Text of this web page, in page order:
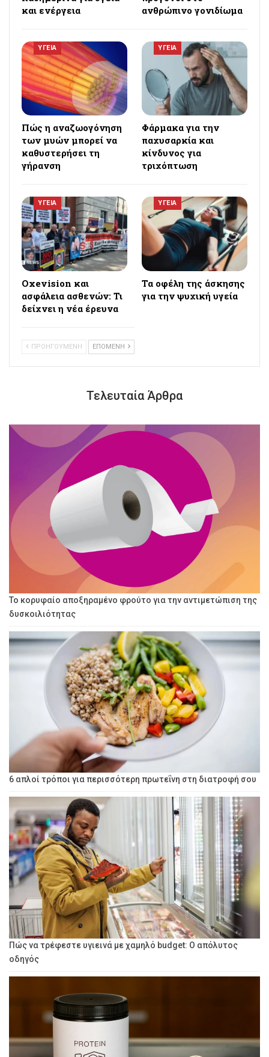
και ενέργεια
ανθρώπινο γονιδίωμα
ΥΓΕΙΑ
Πώς η αναζωογόνηση
των μυών μπορεί να
καθυστερήσει τη
γήρανση
ΥΓΕΙΑ
Φάρμακα για την
παχυσαρκία και
κίνδυνος για
τριχόπτωση
ΥΓΕΙΑ
Oxevision και
ασφάλεια ασθενών: Τι
δείχνει η νέα έρευνα
ΥΓΕΙΑ
Τα οφέλη της άσκησης
για την ψυχική υγεία
ΠΡΟΗΓΟΥΜΕΝΗ ΕΠΟΜΕΝΗ
Τελευταία Άρθρα
Το κορυφαίο αποξηραμένο φρούτο για την αντιμετώπιση της
δυσκοιλιότητας
6 απλοί τρόποι για περισσότερη πρωτεΐνη στη διατροφή σου
Πώς να τρέφεστε υγιεινά με χαμηλό budget: Ο απόλυτος
οδηγός